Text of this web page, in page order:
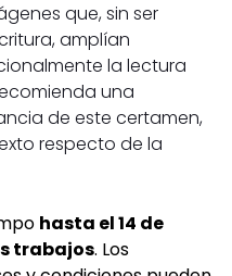
que, sin ser
amplían
la lectura
una
de este certamen,
respecto de la
hasta el 14 de
trabajos. Los